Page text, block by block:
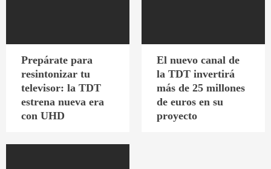
Prepárate para
resintonizar tu
televisor: la TDT
estrena nueva era
con UHD
El nuevo canal de
la TDT invertirá
más de 25 millones
de euros en su
proyecto